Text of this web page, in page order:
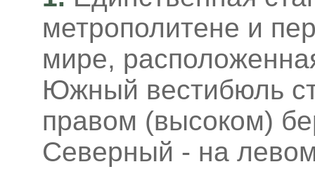
метрополитене и
мире,
Южный вестибюль
правом (высоком)
Северный - на